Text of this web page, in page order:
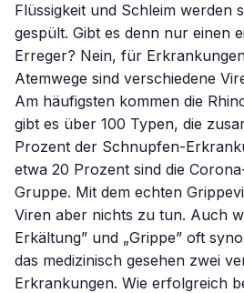
Flüssigkeit und Schleim werden
gespült. Gibt es denn nur einen
Erreger? Nein, für
Atemwege sind verschiedene
Am häufigsten kommen die
gibt es über 100 Typen, die
Prozent der Schnupfen-
etwa 20 Prozent sind die
Gruppe. Mit dem echten
Viren aber nichts zu tun. Auch
Erkältung” und „Grippe” oft
das medizinisch gesehen zwei
Erkrankungen. Wie erfolgreich